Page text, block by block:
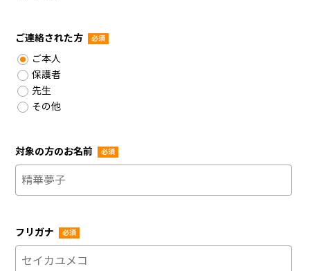
ご連絡された方 必須
ご本人
保護者
先生
その他
対象の方のお名前 必須
フリガナ 必須